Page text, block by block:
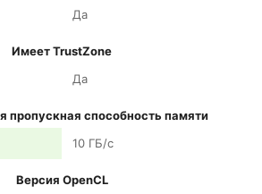
Да
Имеет TrustZone
Да
пропускная способность памяти
10 ГБ/с
Версия OpenCL